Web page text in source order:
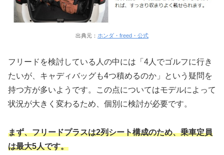
出典元： ホンダ・freed・公式
フリードを検討している人の中には「4人でゴルフに行き
たいが、キャディバッグも4つ積めるのか」という疑問を
持つ方が多いようです。この点についてはモデルによって
状況が大きく変わるため、個別に検討が必要です。
まず、フリードプラスは2列シート構成のため、乗車定員
は最大5人です。